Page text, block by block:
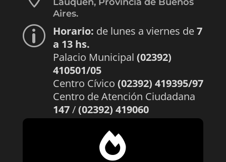
Lauquen, Provincia de Buenos
Aires.
p Horario: de lunes a viernes de7
a 13 hs.
Palacio Municipal (02392)
410501/05
Centro Cívico (02392) 419395/97
Centro de Atención Ciudadana
147/(02392) 419060
